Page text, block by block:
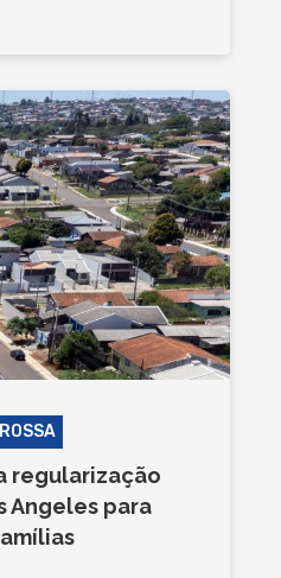
regularização
Angeles para